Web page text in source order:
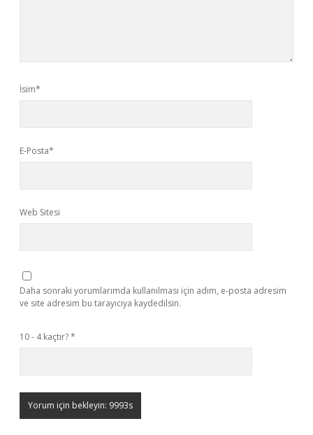
İsim*
E-Posta*
Web Sitesi
Daha sonraki yorumlarımda kullanılması için adım, e-posta adresim
ve site adresim bu tarayıcıya kaydedilsin.
10 - 4 kaçtır?*